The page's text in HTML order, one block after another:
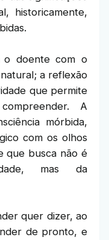
historicamente,
o doente com o
a reflexão
que permite
A
mórbida,
com os olhos
que busca não é
mas da
quer dizer, ao
de pronto, e